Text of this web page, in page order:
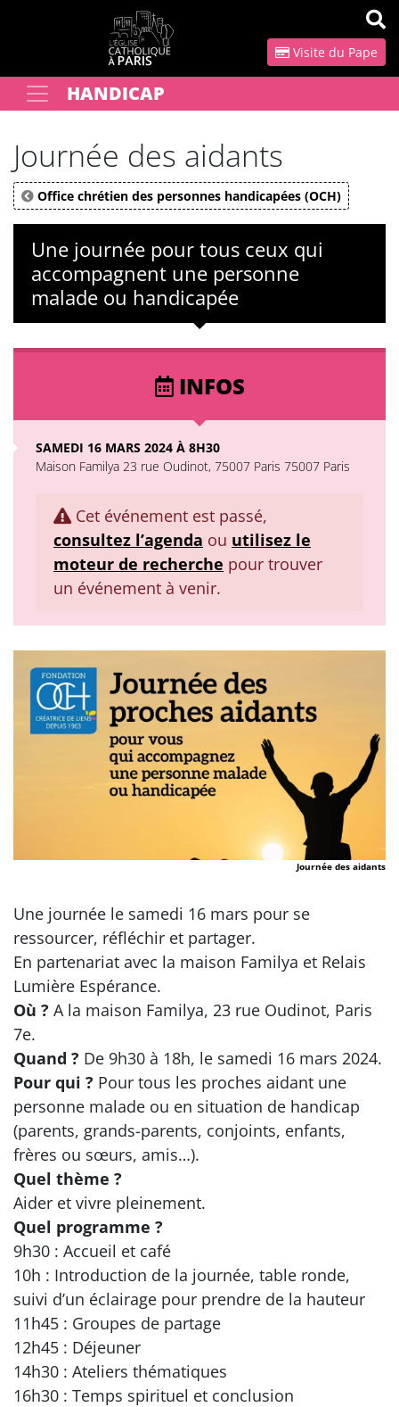
Visite du Pape
Votre rechercheHANDICAP
Journée des aidants
Office chrétien des personnes handicapées (OCH)
Une journée pour tous ceux qui
accompagnent une personne
malade ou handicapée
INFOS
SAMEDI 16 MARS 2024 À 8H30
Maison Familya 23 rue Oudinot, 75007 Paris 75007 Paris
Cet événement est passé,
consultez l’agenda ou utilisez le
moteur de recherche pour trouver
un événement à venir.
Journée des aidants
Une journée le samedi 16 mars pour se
ressourcer, réfléchir et partager.
En partenariat avec la maison Familya et Relais
Lumière Espérance.
Où ? A la maison Familya, 23 rue Oudinot, Paris
7e.
Quand ? De 9h30 à 18h, le samedi 16 mars 2024.
Pour qui ? Pour tous les proches aidant une
personne malade ou en situation de handicap
(parents, grands-parents, conjoints, enfants,
frères ou sœurs, amis…).
Quel thème ?
Aider et vivre pleinement.
Quel programme ?
9h30 : Accueil et café
10h : Introduction de la journée, table ronde,
suivi d’un éclairage pour prendre de la hauteur
11h45 : Groupes de partage
12h45 : Déjeuner
14h30 : Ateliers thématiques
16h30 : Temps spirituel et conclusion
Panneau de gestion des cookies